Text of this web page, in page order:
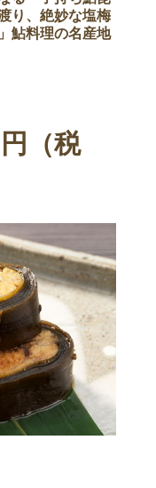
り、絶妙な塩梅
鮎料理の名産地
税